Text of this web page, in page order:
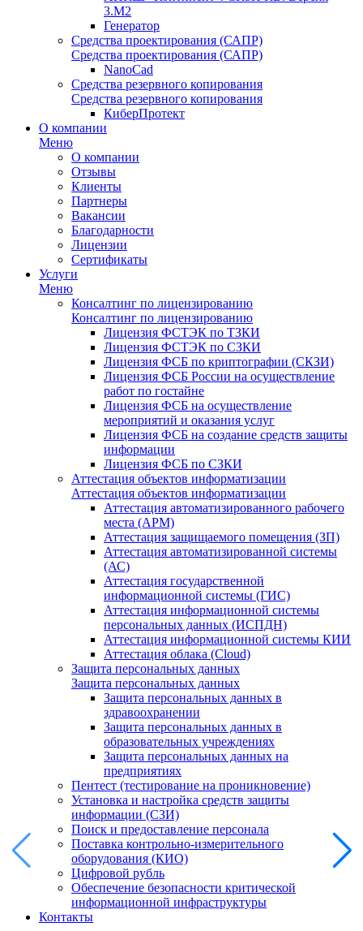
3.М2
Генератор
Средства проектирования (САПР)
Средства проектирования (САПР)
NanoCad
Средства резервного копирования
Средства резервного копирования
КиберПротект
О компании
Меню
О компании
Отзывы
Клиенты
Партнеры
Вакансии
Благодарности
Лицензии
Сертификаты
Услуги
Меню
Консалтинг по лицензированию
Консалтинг по лицензированию
Лицензия ФСТЭК по ТЗКИ
Лицензия ФСТЭК по СЗКИ
Лицензия ФСБ по криптографии (СКЗИ)
Лицензия ФСБ России на осуществление
работ по гостайне
Лицензия ФСБ на осуществление
мероприятий и оказания услуг
Лицензия ФСБ на создание средств защиты
информации
Лицензия ФСБ по СЗКИ
Аттестация объектов информатизации
Аттестация объектов информатизации
Аттестация автоматизированного рабочего
места (АРМ)
Аттестация защищаемого помещения (ЗП)
Аттестация автоматизированной системы
(АС)
Аттестация государственной
информационной системы (ГИС)
Аттестация информационной системы
персональных данных (ИСПДН)
Аттестация информационной системы КИИ
Аттестация облака (Cloud)
Защита персональных данных
Защита персональных данных
Защита персональных данных в
здравоохранении
Защита персональных данных в
образовательных учреждениях
Защита персональных данных на
предприятиях
Пентест (тестирование на проникновение)
Установка и настройка средств защиты
информации (СЗИ)
Поиск и предоставление персонала
Поставка контрольно-измерительного
оборудования (КИО)
Цифровой рубль
Обеспечение безопасности критической
информационной инфраструктуры
Контакты